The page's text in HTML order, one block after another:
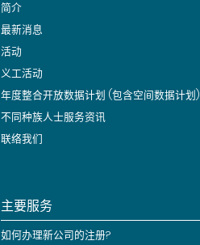
简介
最新消息
活动
义工活动
年度整合开放数据计划 (包含空间数据计划)
不同种族人士服务资讯
联络我们
主要服务
如何办理新公司的注册?